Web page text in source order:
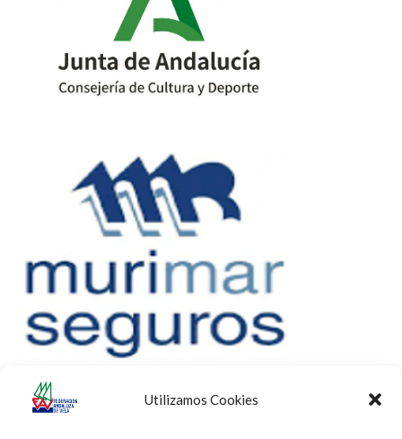
Utilizamos Cookies